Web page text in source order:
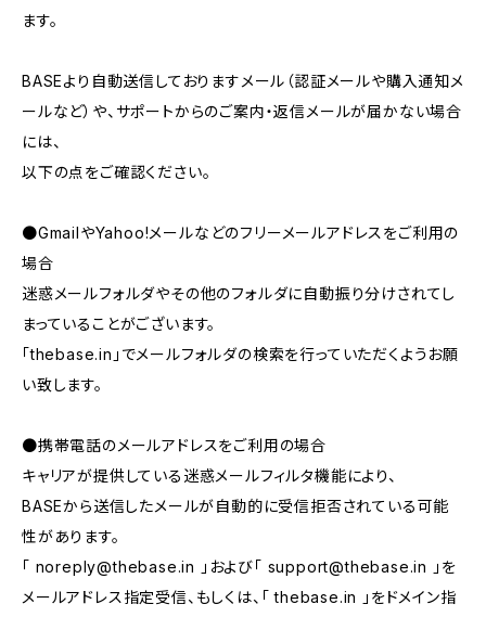
ます。
BASEより自動送信しておりますメール（認証メールや購入通知メ
ールなど）や、サポートからのご案内・返信メールが届かない場合
には、
以下の点をご確認ください。
●GmailやYahoo!メールなどのフリーメールアドレスをご利用の
場合
迷惑メールフォルダやその他のフォルダに自動振り分けされてし
まっていることがございます。
「thebase.in」でメールフォルダの検索を行っていただくようお願
い致します。
●携帯電話のメールアドレスをご利用の場合
キャリアが提供している迷惑メールフィルタ機能により、
BASEから送信したメールが自動的に受信拒否されている可能
性があります。
「 noreply@thebase.in 」および「 support@thebase.in
」を
メールアドレス指定受信、もしくは、「 thebase.in 」をドメイン指